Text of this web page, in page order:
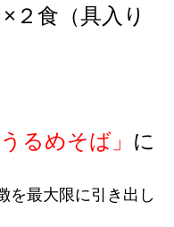
２食（具入り
るめそば」 に
を最大限に引き出し